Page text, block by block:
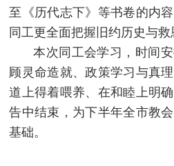
至《历代志下》等书卷的内
同工更全面把握旧约历史与救
本次同工会学习，时间
顾灵命造就、政策学习与真
道上得着喂养、在和睦上明
告中结束，为下半年全市教
基础。